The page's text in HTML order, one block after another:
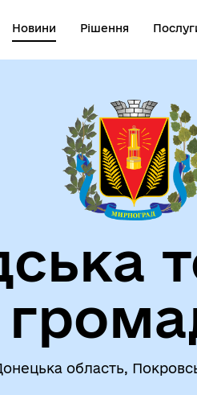
Новини Рішення
громади Фінанси
область,